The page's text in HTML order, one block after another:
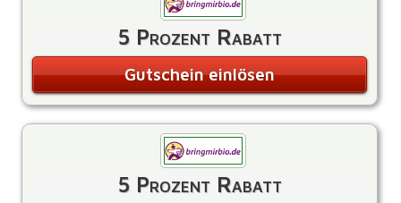
5 Prozent Rabatt
Gutschein einlösen
5 Prozent Rabatt